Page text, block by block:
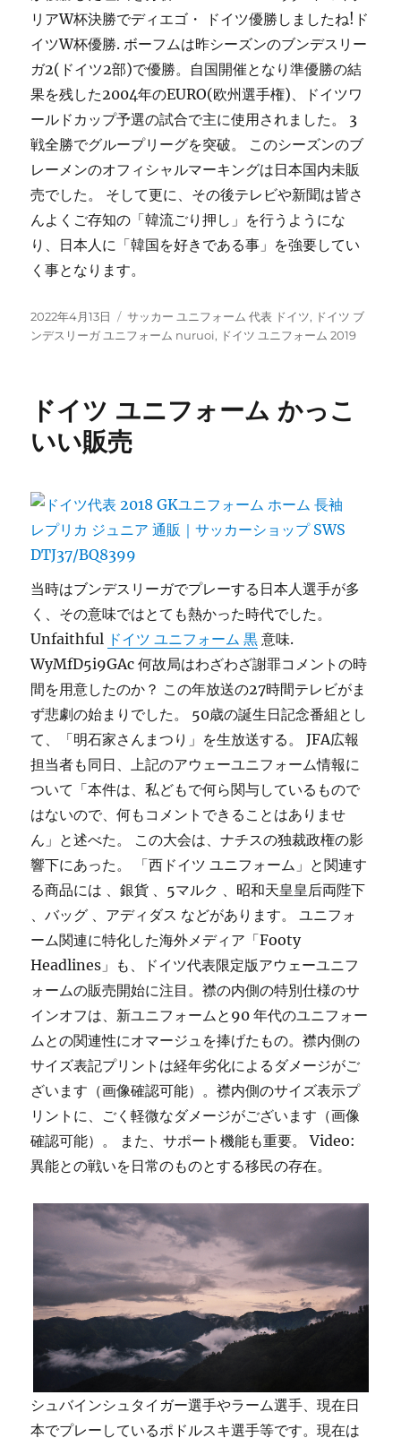
リアW杯決勝でディエゴ・ ドイツ優勝しましたね!ド
イツW杯優勝. ボーフムは昨シーズンのブンデスリー
ガ2(ドイツ2部)で優勝。自国開催となり準優勝の結
果を残した2004年のEURO(欧州選手権)、ドイツワ
ールドカップ予選の試合で主に使用されました。 3
戦全勝でグループリーグを突破。 このシーズンのブ
レーメンのオフィシャルマーキングは日本国内未販
売でした。 そして更に、その後テレビや新聞は皆さ
んよくご存知の「韓流ごり押し」を行うようにな
り、日本人に「韓国を好きである事」を強要してい
く事となります。
投
稿
2022年4月13日
タ
グ
サッカー ユニフォーム 代表 ドイツ, ドイツ ブ
ンデスリーガ ユニフォーム nuruoi, ドイツ ユニフォーム 2019
ドイツ ユニフォーム かっこ
いい販売
当時はブンデスリーガでプレーする日本人選手が多
く、その意味ではとても熱かった時代でした。
Unfaithful ドイツ ユニフォーム 黒 意味.
WyMfD5i9GAc 何故局はわざわざ謝罪コメントの時
間を用意したのか？ この年放送の27時間テレビがま
ず悲劇の始まりでした。 50歳の誕生日記念番組とし
て、「明石家さんまつり」を生放送する。 JFA広報
担当者も同日、上記のアウェーユニフォーム情報に
ついて「本件は、私どもで何ら関与しているもので
はないので、何もコメントできることはありませ
ん」と述べた。 この大会は、ナチスの独裁政権の影
響下にあった。 「西ドイツ ユニフォーム」と関連す
る商品には 、銀貨 、5マルク 、昭和天皇皇后両陛下
、バッグ 、アディダス などがあります。 ユニフォ
ーム関連に特化した海外メディア「Footy
Headlines」も、ドイツ代表限定版アウェーユニフ
ォームの販売開始に注目。襟の内側の特別仕様のサ
インオフは、新ユニフォームと90 年代のユニフォー
ムとの関連性にオマージュを捧げたもの。襟内側の
サイズ表記プリントは経年劣化によるダメージがご
ざいます（画像確認可能）。襟内側のサイズ表示プ
リントに、ごく軽微なダメージがございます（画像
確認可能）。 また、サポート機能も重要。 Video:
異能との戦いを日常のものとする移民の存在。
シュバインシュタイガー選手やラーム選手、現在日
本でプレーしているポドルスキ選手等です。現在は